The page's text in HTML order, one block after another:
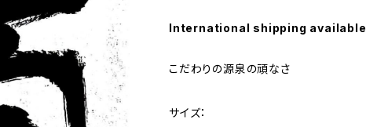
International shipping available
こだわりの源泉の頑なさ
サイズ：